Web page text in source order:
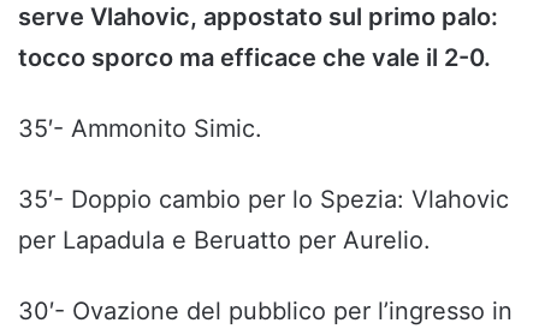
serve Vlahovic, appostato sul primo palo:
tocco sporco ma efficace che vale il 2-0.
35′- Ammonito Simic.
35′- Doppio cambio per lo Spezia: Vlahovic
per Lapadula e Beruatto per Aurelio.
30′- Ovazione del pubblico per l’ingresso in